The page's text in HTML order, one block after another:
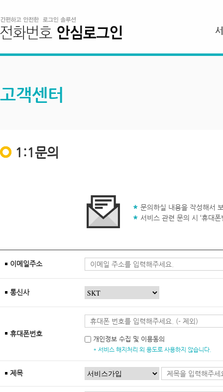
고객센터
1:1문의
문의하실 내용을 작성해서
서비스 관련 문의 시 ‘휴대
이메일주소
통신사
휴대폰번호
개인정보 수집 및 이용동의
* 서비스 해지처리 외 용도로 사용하지 않습니다.
제목